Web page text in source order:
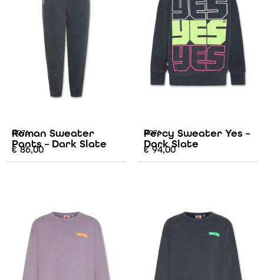
AO76
Roman Sweater
Pants – Dark Slate
€86,00
AO76
Percy Sweater Yes –
Dark Slate
€94,00